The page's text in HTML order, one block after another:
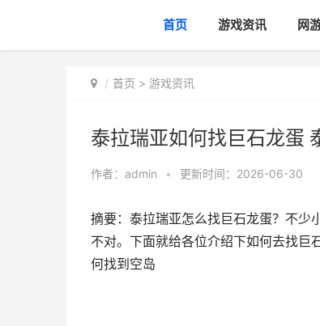
首页 游戏资讯 网
首页 > 游戏资讯
泰拉瑞亚如何找巨石龙蛋
作者： admin • 更新时间：2026-06-30
摘要：泰拉瑞亚怎么找巨石龙蛋？不少
不对。下面就给各位介绍下如何去找巨
何找到空岛